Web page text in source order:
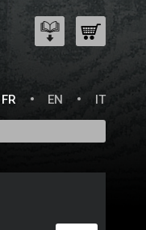
FR EN IT